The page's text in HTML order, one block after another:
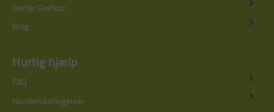
Derfor Grafical
Blog
Hurtig hjælp
FAQ
Handelsbetingelser